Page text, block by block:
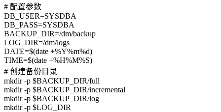
# 配置参数
DB_USER=SYSDBA
DB_PASS=SYSDBA
BACKUP_DIR=/dm/backup
LOG_DIR=/dm/logs
DATE=$(date +%Y%m%d)
TIME=$(date +%H%M%S)
# 创建备份目录
mkdir -p $BACKUP_DIR/full
mkdir -p $BACKUP_DIR/incremental
mkdir -p $BACKUP_DIR/log
mkdir -p $LOG_DIR